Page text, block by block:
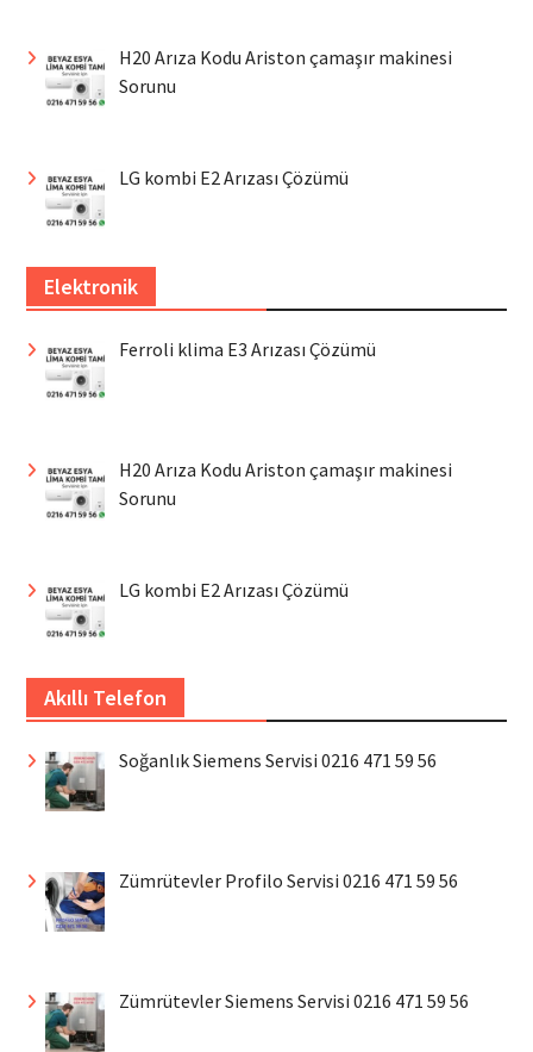
H20 Arıza Kodu Ariston çamaşır makinesi
Sorunu
LG kombi E2 Arızası Çözümü
Elektronik
Ferroli klima E3 Arızası Çözümü
H20 Arıza Kodu Ariston çamaşır makinesi
Sorunu
LG kombi E2 Arızası Çözümü
Akıllı Telefon
Soğanlık Siemens Servisi 0216 471 59 56
Zümrütevler Profilo Servisi 0216 471 59 56
Zümrütevler Siemens Servisi 0216 471 59 56